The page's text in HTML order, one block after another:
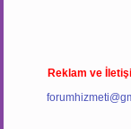
Reklam ve